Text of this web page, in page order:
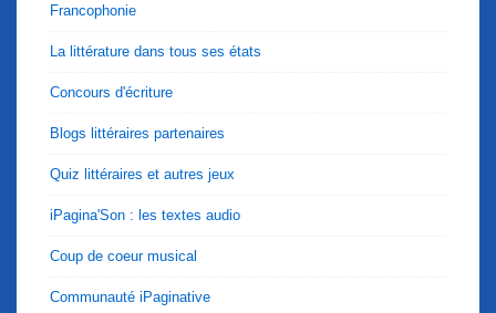
Francophonie
La littérature dans tous ses états
Concours d'écriture
Blogs littéraires partenaires
Quiz littéraires et autres jeux
iPagina'Son : les textes audio
Coup de coeur musical
Communauté iPaginative